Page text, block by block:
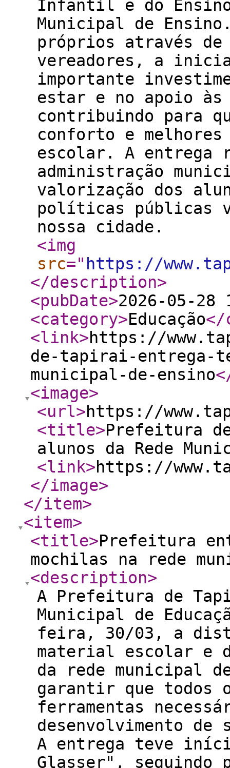
Infantil e do Ensino
Municipal de
próprios através
vereadores, a
importante
estar e no apoio
contribuindo para
conforto e
escolar. A entrega
administração
valorização dos
políticas públicas
nossa cidade.
<img
src=" https://
</description>
<pubDate>2026-05-28
<category>Educação</
<link>https://
de-tapirai-entrega-
municipal-de-ensino
<image>
<url>https://
<title>Prefeitura
alunos da Rede
<link>https://
</image>
</item>
<item>
<title>Prefeitura
mochilas na rede
<description>
A Prefeitura de
Municipal de
feira, 30/03, a
material escolar e
da rede municipal
garantir que todos
ferramentas
desenvolvimento de
A entrega teve
Glasser", seguindo